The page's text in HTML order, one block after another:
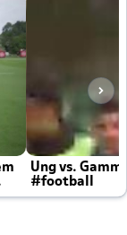
Ung vs.
#football